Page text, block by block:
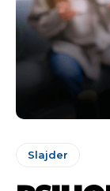
Slajder